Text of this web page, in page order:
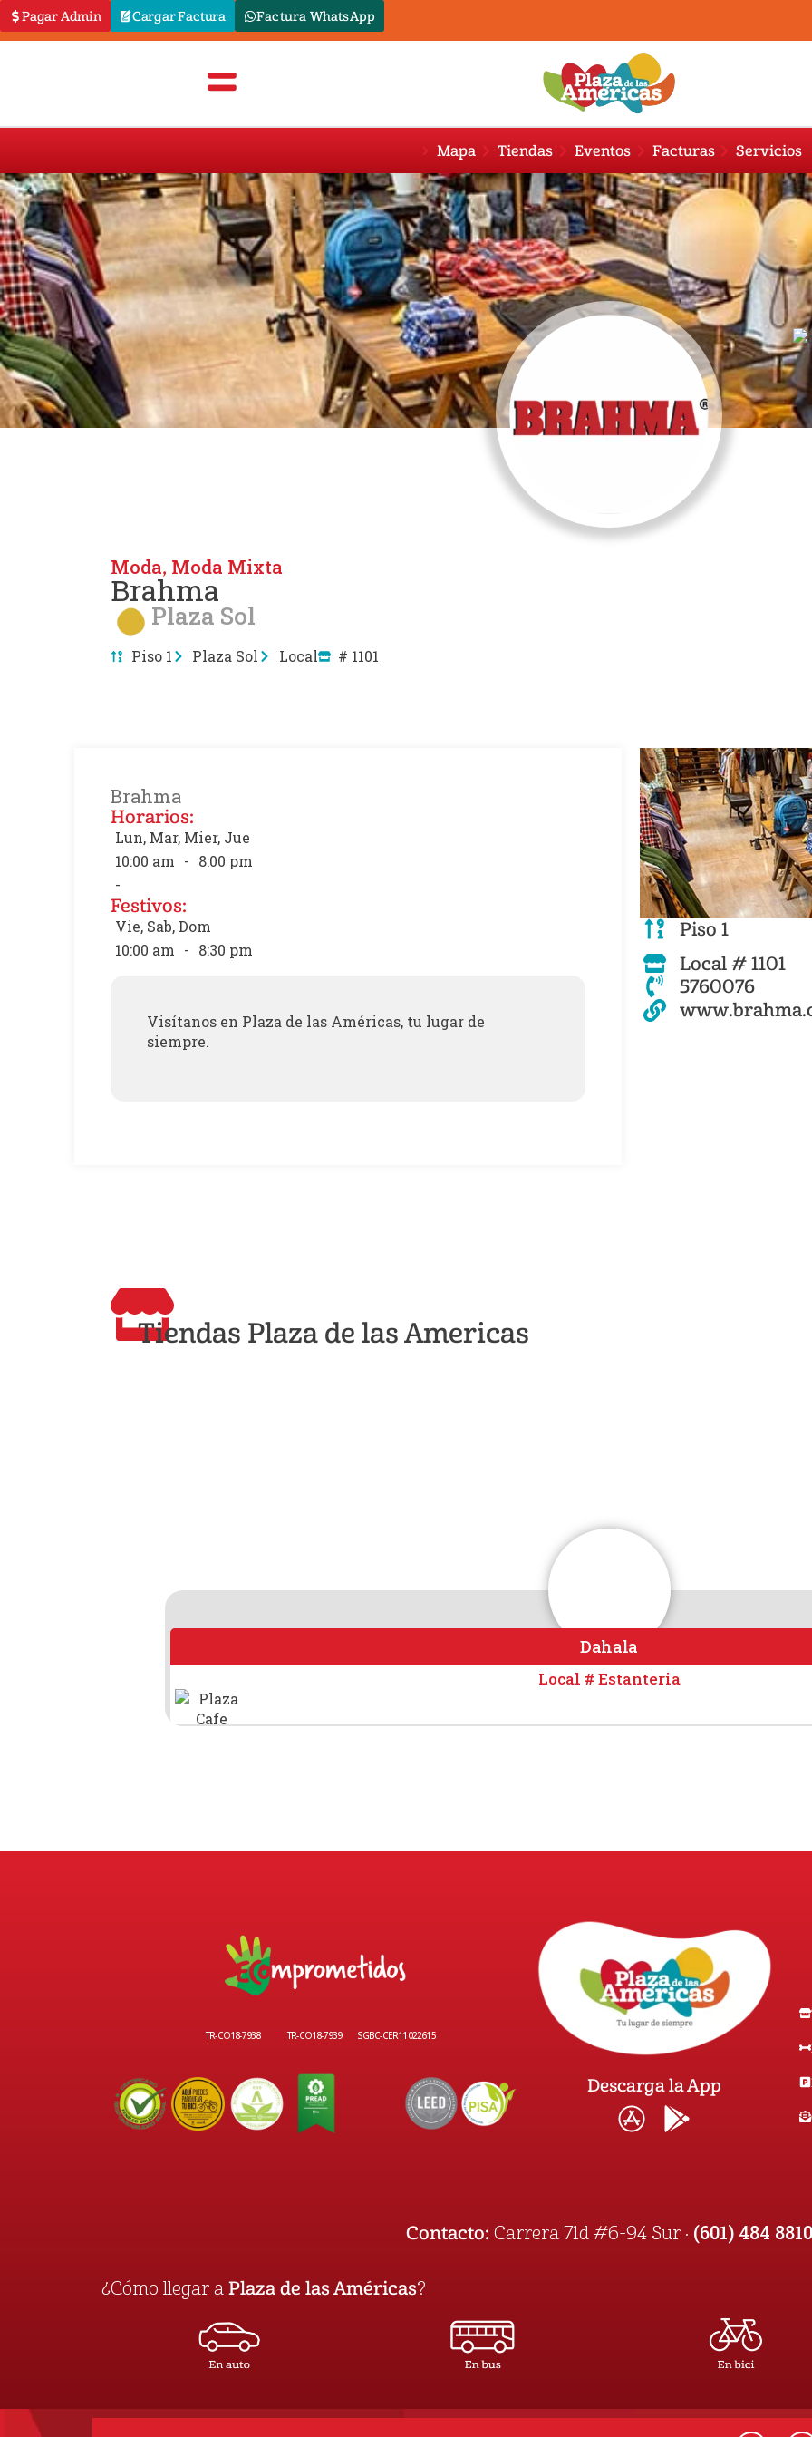
Pagar Admin Cargar Factura Factura WhatsApp
Mapa Tiendas Eventos Facturas Servicios
Moda, Moda Mixta
Brahma
Plaza Sol
Piso 1 Plaza Sol Local # 1101
Brahma
Horarios:
Lun, Mar, Mier, Jue
10:00 am - 8:00 pm
-
Festivos:
Vie, Sab, Dom
10:00 am - 8:30 pm
Visítanos en Plaza de las Américas, tu lugar de
siempre.
Piso 1
Local # 1101
5760076
Tiendas Plaza de las Americas
Dahala
Local # Estanteria
TR-CO18-7938 TR-CO18-7939 SGBC-CER11022615
Descarga la App
Contacto: Carrera 71d #6-94 Sur · (601) 484 8810
¿Cómo llegar a Plaza de las Américas?